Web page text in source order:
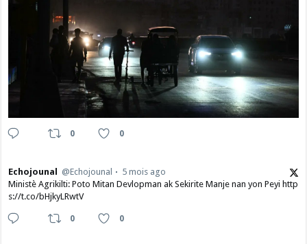
0 0
Echojounal @Echojounal
5 mois ago
Ministè Agrikilti: Poto Mitan Devlopman ak Sekirite Manje nan yon Peyi http
s://t.co/bHjkyLRwtV
0 0